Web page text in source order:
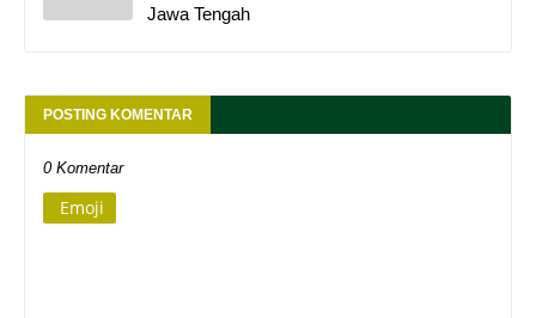
Jawa Tengah
POSTING KOMENTAR
0 Komentar
Emoji